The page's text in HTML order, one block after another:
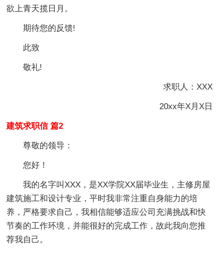
欲上青天揽日月。
期待您的反馈!
此致
敬礼!
求职人：XXX
20xx年X月X日
建筑求职信 篇2
尊敬的领导：
您好！
我的名字叫XXX，是XX学院XX届毕业生，主修房屋
建筑施工和设计专业，平时我非常注重自身能力的培
养，严格要求自己，我相信能够适应公司充满挑战和快
节奏的工作环境，并能很好的完成工作，故此我向您推
荐我自己。